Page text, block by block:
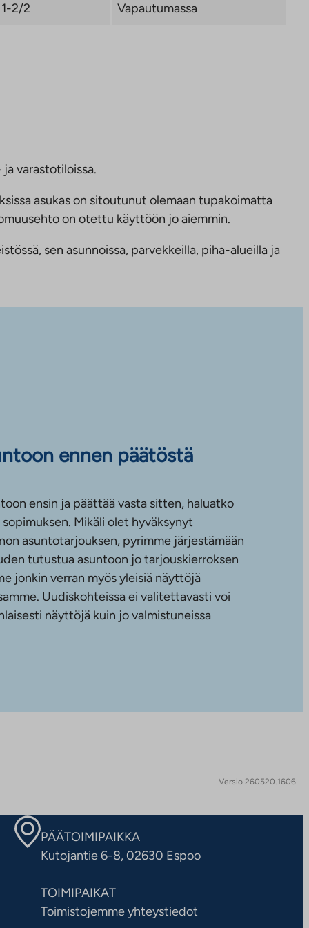
1-2/2 Vapautumassa
varastotiloissa.
asukas on sitoutunut olemaan tupakoimatta
on otettu käyttöön jo aiemmin.
sen asunnoissa, parvekkeilla, piha-alueilla ja
ennen päätöstä
ensin ja päättää vasta sitten, haluatko
Mikäli olet hyväksynyt
asuntotarjouksen, pyrimme järjestämään
tutustua asuntoon jo tarjouskierroksen
jonkin verran myös yleisiä näyttöjä
Uudiskohteissa ei valitettavasti voi
näyttöjä kuin jo valmistuneissa
Versio 260520.1606
PÄÄTOIMIPAIKKA
Kutojantie 6-8, 02630 Espoo
TOIMIPAIKAT
Toimistojemme yhteystiedot